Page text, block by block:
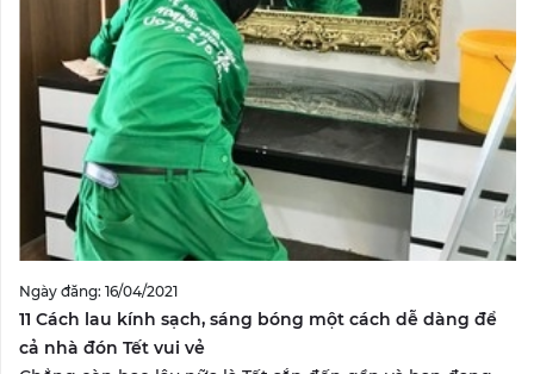
Ngày đăng: 16/04/2021
11 Cách lau kính sạch, sáng bóng một cách dễ dàng để
cả nhà đón Tết vui vẻ